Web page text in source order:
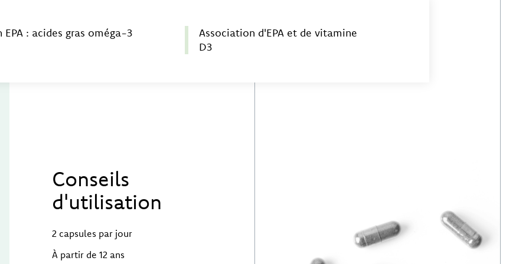
EPA : acides gras oméga-3
Association d'EPA et de vitamine
D3
Conseils
d'utilisation
2 capsules par jour
À partir de 12 ans